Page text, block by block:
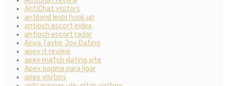
AntiChat visitors
antiland lesbi hook up
antioch escort index
antioch escort radar
Anya Taylor Joy Dating
apex it review
apex match dating site
Apex pagina para ligar
apex visitors